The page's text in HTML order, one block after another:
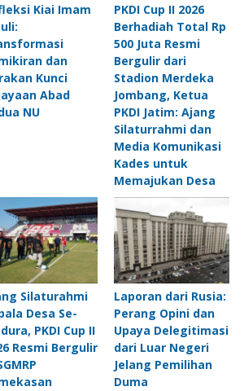
Kiai Imam
dan
Kunci
Abad
NU
PKDI Cup II 2026
Berhadiah Total Rp
500 Juta Resmi
Bergulir dari
Stadion Merdeka
Jombang, Ketua
PKDI Jatim: Ajang
Silaturrahmi dan
Media Komunikasi
Kades untuk
Memajukan Desa
Silaturahmi
Desa Se-
PKDI Cup II
Resmi Bergulir
Laporan dari Rusia:
Perang Opini dan
Upaya Delegitimasi
dari Luar Negeri
Jelang Pemilihan
Duma